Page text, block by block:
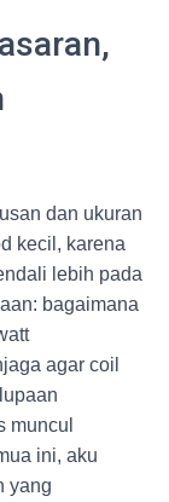
dan ukuran
kecil, karena
lebih pada
bagaimana
agar coil
muncul
ini, aku
yang